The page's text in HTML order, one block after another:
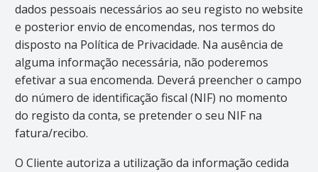
dados pessoais necessários ao seu registo no website
e posterior envio de encomendas, nos termos do
disposto na Política de Privacidade. Na ausência de
alguma informação necessária, não poderemos
efetivar a sua encomenda. Deverá preencher o campo
do número de identificação fiscal (NIF) no momento
do registo da conta, se pretender o seu NIF na
fatura/recibo.
O Cliente autoriza a utilização da informação cedida